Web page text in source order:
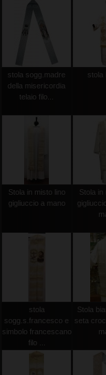
stola sogg.madre
della misericordia
telaio filo...
stola
Stola in misto lino
gigliuccio a mano
Stola in
stola
sogg.s.francesco e
simbolo francescano
filo ...
Stola
seta